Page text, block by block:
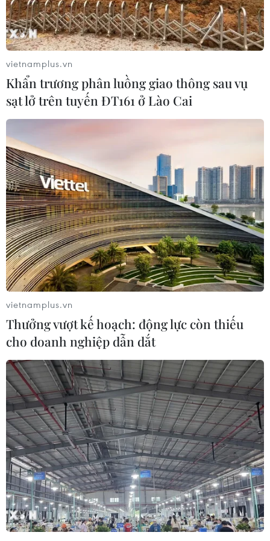
'Thương chiến Mỹ-Trung có khả năng dẫn
đến chiến tranh thực sự'
21/11/2019 11:33
Cựu Ngoại trưởng Mỹ Henry Kissinger nói: "Nếu cuộc
xung đột được diễn ra mà không bị ngăn cản thì kết
quả của nó có khả năng còn tồi tệ hơn cả cuộc xung đột
ở châu Âu."
Tiềm năng kinh tế Trung Quốc và cuộc
chiến thương mại Mỹ-Trung
vietnamplus.vn
Khẩn trương phân luồng giao thông sau vụ
sạt lở trên tuyến ĐT161 ở Lào Cai
vietnamplus.vn
Thưởng vượt kế hoạch: động lực còn thiếu
cho doanh nghiệp dẫn dắt